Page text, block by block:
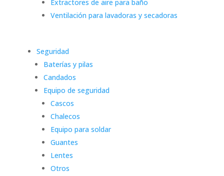
Extractores de aire para baño
Ventilación para lavadoras y secadoras
Seguridad
Baterías y pilas
Candados
Equipo de seguridad
Cascos
Chalecos
Equipo para soldar
Guantes
Lentes
Otros